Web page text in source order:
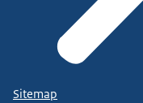
Sitemap